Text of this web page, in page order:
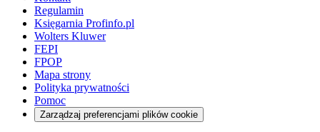
Regulamin
Księgarnia Profinfo.pl
Wolters Kluwer
FEPI
FPOP
Mapa strony
Polityka prywatności
Pomoc
Zarządzaj preferencjami plików cookie